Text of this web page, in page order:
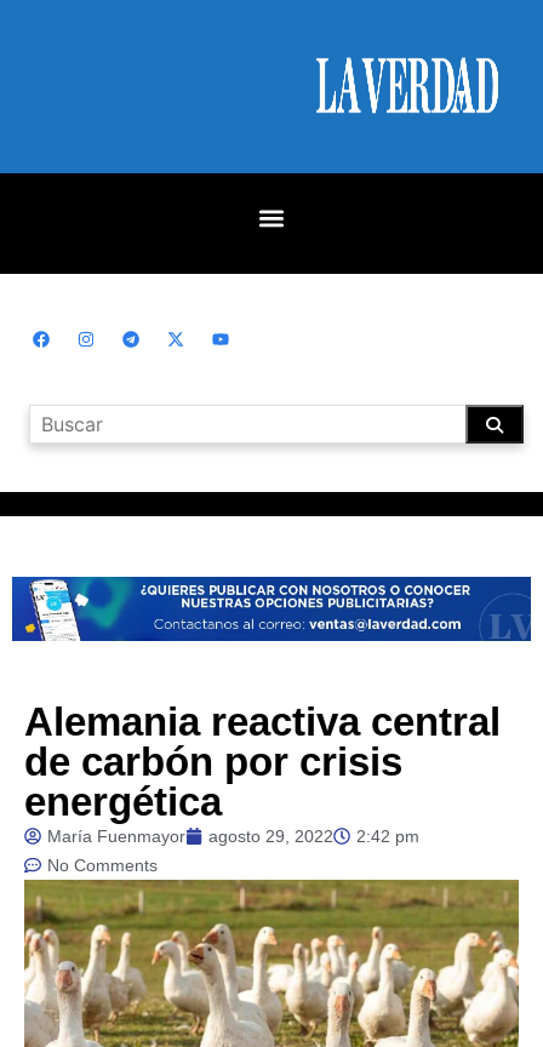
Alemania reactiva central
de carbón por crisis
energética
María Fuenmayor agosto 29, 2022
2:42 pm
No Comments